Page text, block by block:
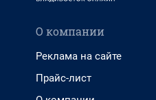
О компании
Реклама на сайте
Прайс-лист